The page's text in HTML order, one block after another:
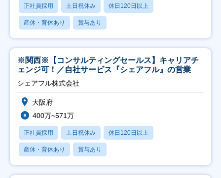
正社員採用 土日祝休み 休日120日以上
産休・育休あり 賞与あり
※関西※【コンサルティングセールス】キャリアチ
ェンジ可！／自社サービス『シェアフル』の営業
シェアフル株式会社
大阪府
400万~571万
正社員採用 土日祝休み 休日120日以上
産休・育休あり 賞与あり